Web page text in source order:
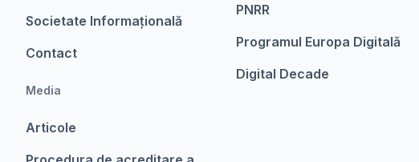
Societate Informațională
Contact
Media
Articole
PNRR
Programul Europa Digitalǎ
Digital Decade